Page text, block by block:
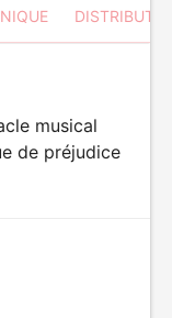
musical
de préjudice